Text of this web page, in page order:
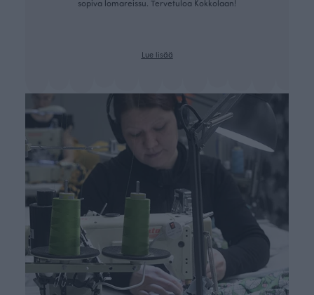
sopiva lomareissu. Tervetuloa Kokkolaan!
Lue lisää